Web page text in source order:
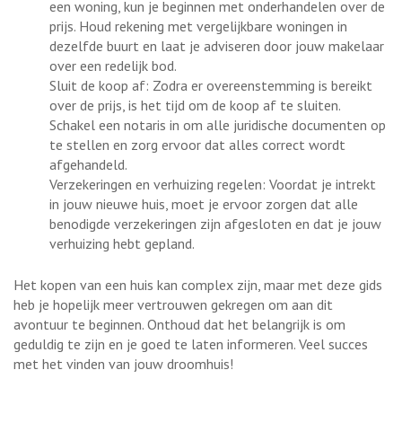
een woning, kun je beginnen met onderhandelen over de
prijs. Houd rekening met vergelijkbare woningen in
dezelfde buurt en laat je adviseren door jouw makelaar
over een redelijk bod.
Sluit de koop af: Zodra er overeenstemming is bereikt
over de prijs, is het tijd om de koop af te sluiten.
Schakel een notaris in om alle juridische documenten op
te stellen en zorg ervoor dat alles correct wordt
afgehandeld.
Verzekeringen en verhuizing regelen: Voordat je intrekt
in jouw nieuwe huis, moet je ervoor zorgen dat alle
benodigde verzekeringen zijn afgesloten en dat je jouw
verhuizing hebt gepland.
Het kopen van een huis kan complex zijn, maar met deze gids
heb je hopelijk meer vertrouwen gekregen om aan dit
avontuur te beginnen. Onthoud dat het belangrijk is om
geduldig te zijn en je goed te laten informeren. Veel succes
met het vinden van jouw droomhuis!